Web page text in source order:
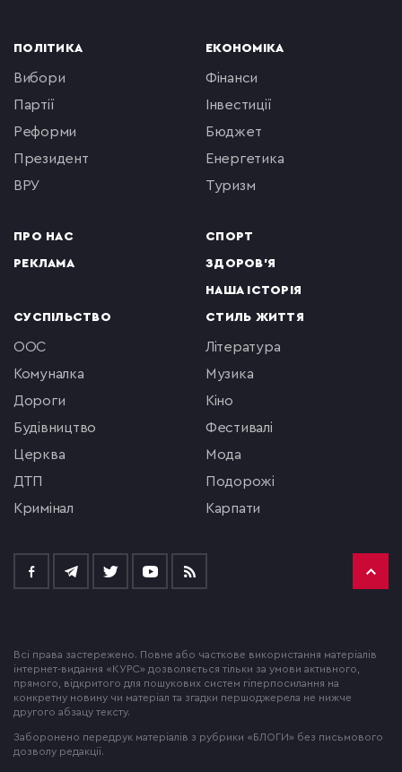
ПОЛІТИКА
вибори
партії
реформи
президент
ВРУ
ПРО НАС
РЕКЛАМА
ЕКОНОМІКА
фінанси
інвестиції
бюджет
енергетика
туризм
СПОРТ
ЗДОРОВ'Я
НАША ІСТОРІЯ
СУСПІЛЬСТВО
ООС
комуналка
Дороги
будівництво
церква
ДТП
кримінал
СТИЛЬ ЖИТТЯ
література
музика
кіно
фестивалі
мода
подорожі
Карпати
Всі права застережено. Повне або часткове використання матеріалів
інтернет-видання «КУРС» дозволяється тільки за умови активного,
прямого, відкритого для пошукових систем гіперпосилання на
конкретну новину чи матеріал та згадки першоджерела не нижче
другого абзацу тексту.
Заборонено передрук матеріалів з рубрики «БЛОГИ» без письмового
дозволу редакції.